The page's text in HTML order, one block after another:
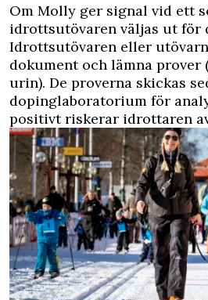
Om Molly ger signal vid ett
idrottsutövaren väljas ut för
Idrottsutövaren eller
dokument och lämna
urin). De proverna skickas
dopinglaboratorium för
positivt riskerar idrottaren